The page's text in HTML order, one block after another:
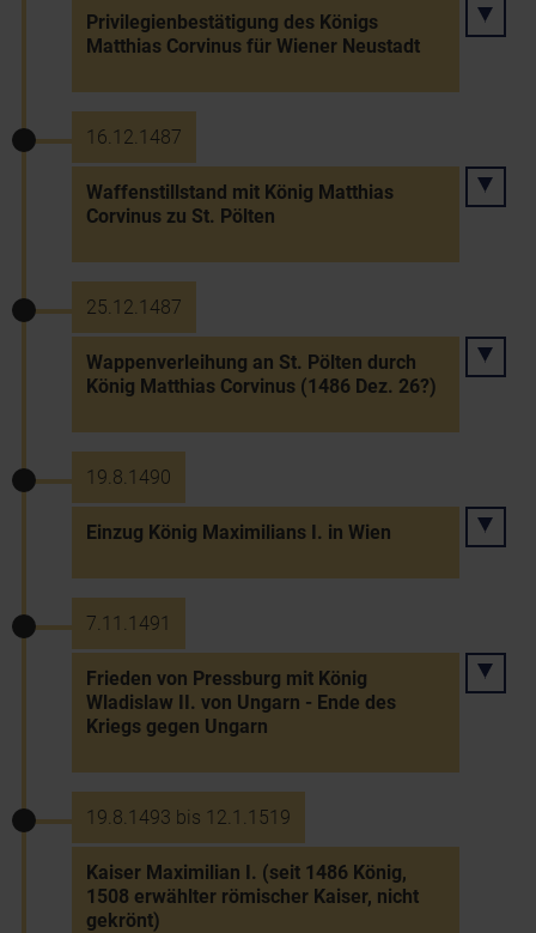
Privilegienbestätigung des Königs
Matthias Corvinus für Wiener Neustadt
16.12.1487
Waffenstillstand mit König Matthias
Corvinus zu St. Pölten
25.12.1487
Wappenverleihung an St. Pölten durch
König Matthias Corvinus (1486 Dez. 26?)
19.8.1490
Einzug König Maximilians I. in Wien
7.11.1491
Frieden von Pressburg mit König
Wladislaw II. von Ungarn - Ende des
Kriegs gegen Ungarn
19.8.1493 bis 12.1.1519
Kaiser Maximilian I. (seit 1486 König,
1508 erwählter römischer Kaiser, nicht
gekrönt)